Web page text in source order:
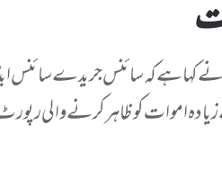
کہا ہے کہ سائنس جریدے سائنس
میں سب سے زیادہ اموات کو ظاہر کرنے والی